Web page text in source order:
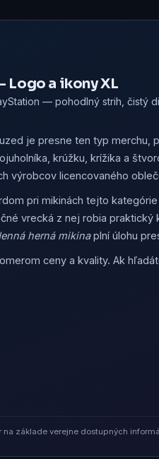
Logo a ikony XL
— pohodlný strih, čistý
je presne ten typ merchu,
krúžku, krížika a
výrobcov licencovaného
pri mikinách tejto
vrecká z nej robia
herná mikinaplní úlohu
ceny a kvality. Ak
základe verejne dostupných